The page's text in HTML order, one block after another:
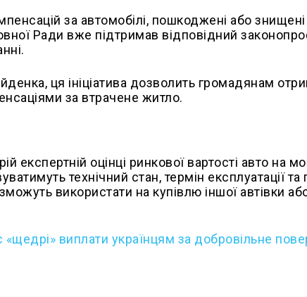
за автомобілі, пошкоджені або знищені
Ради вже підтримав відповідний
ця ініціатива дозволить громадянам
за втрачене житло.
експертній оцінці ринкової вартості авто на
технічний стан, термін експлуатації та
використати на купівлю іншої автівки
«щедрі» виплати українцям за добровільне